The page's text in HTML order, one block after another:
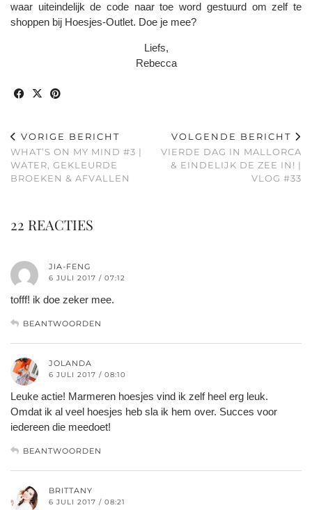
waar uiteindelijk de code naar toe word gestuurd om zelf te
shoppen bij Hoesjes-Outlet. Doe je mee?
Liefs,
Rebecca
VORIGE BERICHT
WHAT’S ON MY MIND #3 |
WATER, GEKLEURDE
BROEKEN & AFVALLEN
VOLGENDE BERICHT
VIERDE DAG IN MALLORCA
& EINDELIJK DE ZEE IN! |
VLOG #33
22 REACTIES
JIA-FENG
6 JULI 2017 / 07:12
tofff! ik doe zeker mee.
BEANTWOORDEN
JOLANDA
6 JULI 2017 / 08:10
Leuke actie! Marmeren hoesjes vind ik zelf heel erg leuk.
Omdat ik al veel hoesjes heb sla ik hem over. Succes voor
iedereen die meedoet!
BEANTWOORDEN
BRITTANY
6 JULI 2017 / 08:21